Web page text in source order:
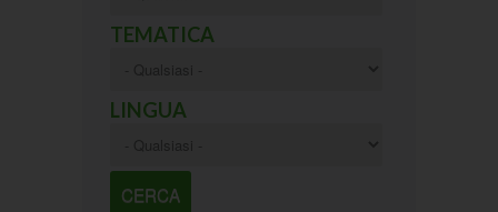
TEMATICA
LINGUA